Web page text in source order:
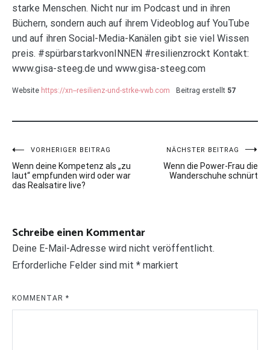
starke Menschen. Nicht nur im Podcast und in ihren
Büchern, sondern auch auf ihrem Videoblog auf YouTube
und auf ihren Social-Media-Kanälen gibt sie viel Wissen
preis. #spürbarstarkvonINNEN #resilienzrockt Kontakt:
www.gisa-steeg.de und www.gisa-steeg.com
Website https://xn--resilienz-und-strke-vwb.com Beitrag erstellt 57
Beitragsnavigation
VORHERIGER BEITRAG
Wenn deine Kompetenz als „zu
laut“ empfunden wird oder war
das Realsatire live?
NÄCHSTER BEITRAG
Wenn die Power-Frau die
Wanderschuhe schnürt
Schreibe einen Kommentar
Deine E-Mail-Adresse wird nicht veröffentlicht.
Erforderliche Felder sind mit * markiert
KOMMENTAR *